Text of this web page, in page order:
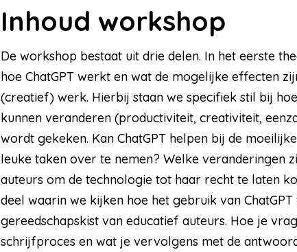
Inhoud workshop
De workshop bestaat uit drie delen. In het eerste
hoe ChatGPT werkt en wat de mogelijke effecten
(creatief) werk. Hierbij staan we specifiek stil bij
kunnen veranderen (productiviteit, creativiteit,
wordt gekeken. Kan ChatGPT helpen bij de
leuke taken over te nemen? Welke veranderingen
auteurs om de technologie tot haar recht te laten
deel waarin we kijken hoe het gebruik van
gereedschapskist van educatief auteurs. Hoe je
schrijfproces en wat je vervolgens met de